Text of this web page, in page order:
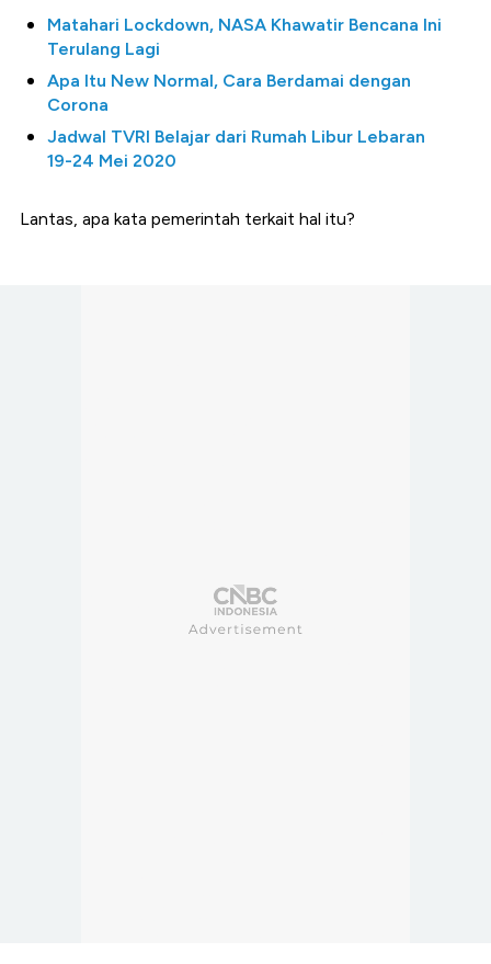
Matahari Lockdown, NASA Khawatir Bencana Ini
Terulang Lagi
Apa Itu New Normal, Cara Berdamai dengan
Corona
Jadwal TVRI Belajar dari Rumah Libur Lebaran
19-24 Mei 2020
Lantas, apa kata pemerintah terkait hal itu?